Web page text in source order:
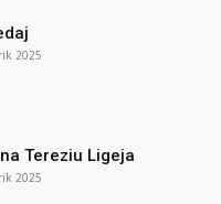
2025
Tereziu Ligeja
2025